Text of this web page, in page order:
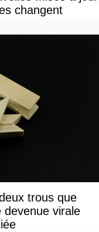
changent
trous que
devenue virale